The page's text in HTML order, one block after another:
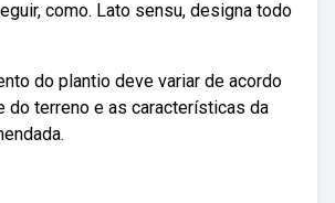
como. Lato sensu, designa todo
do plantio deve variar de acordo
do terreno e as características da